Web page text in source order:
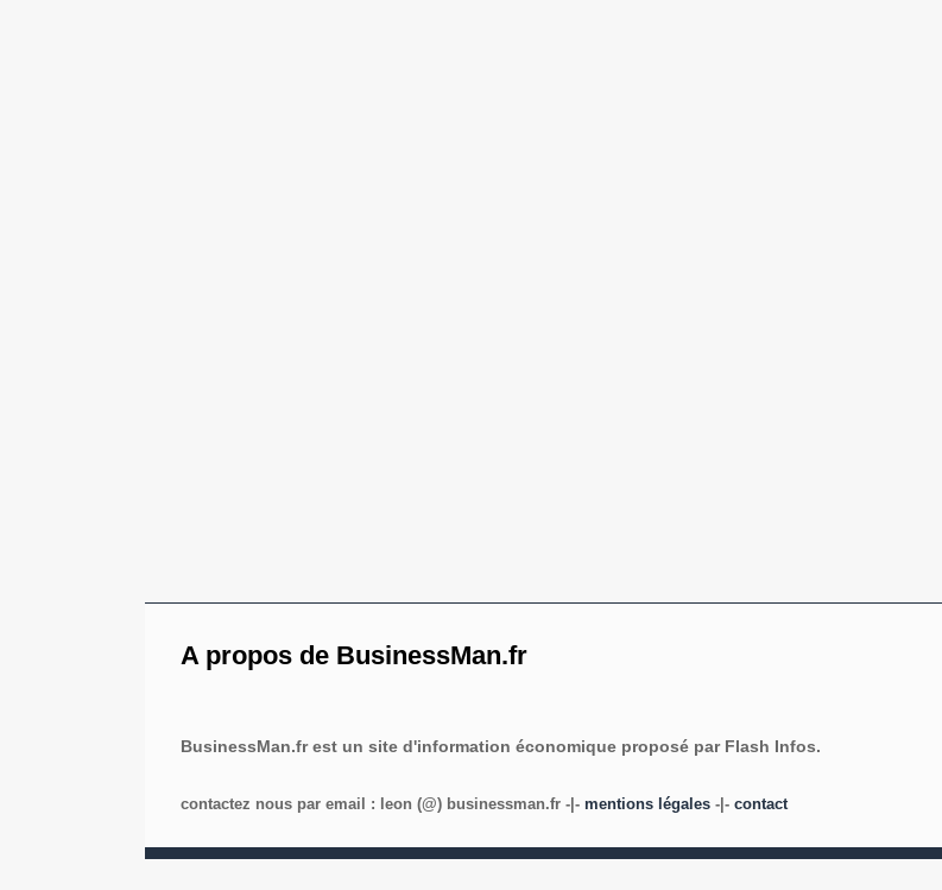
A propos de BusinessMan.fr
BusinessMan.fr est un site d'information économique proposé par Flash Infos.
contactez nous par email : leon (@) businessman.fr -|- mentions légales -|- contact